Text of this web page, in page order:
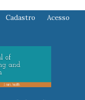
Cadastro Acesso